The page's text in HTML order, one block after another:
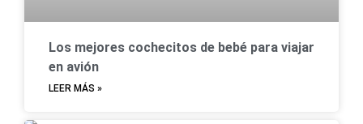
Los mejores cochecitos de bebé para viajar
en avión
LEER MÁS »